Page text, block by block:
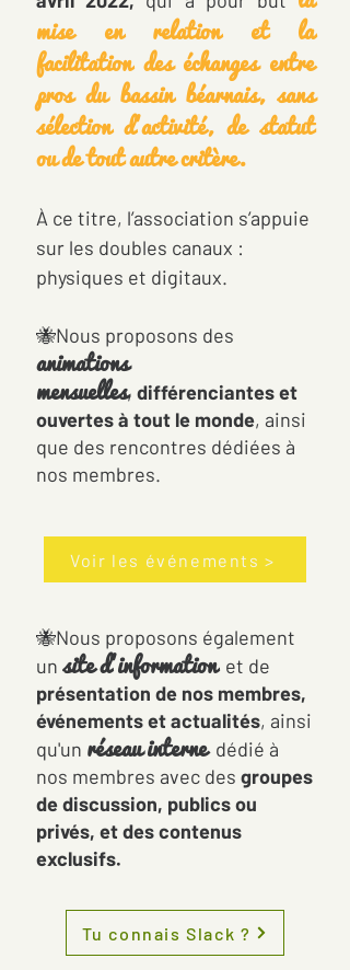
mise en relation et la
facilitation des échanges entre
pros du bassin béarnais, sans
sélection d’activité, de statut
ou de tout autre critère.
À ce titre, l’association s’appuie
sur les doubles canaux :
physiques et digitaux.
🐝Nous proposons des
animations
mensuelles, différenciantes et
ouvertes à tout le monde, ainsi
que des rencontres dédiées à
nos membres.
🐝Nous proposons également
un site d'informationet de
présentation de nos membres,
événements et actualités, ainsi
qu'un réseau internedédié à
nos membres avec des groupes
de discussion, publics ou
privés, et des contenus
exclusifs.
Voir les événements >
Tu connais Slack ?